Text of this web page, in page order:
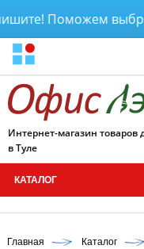
Поможем
Интернет-магазин товаров
в Туле
КАТАЛОГ
Главная Каталог